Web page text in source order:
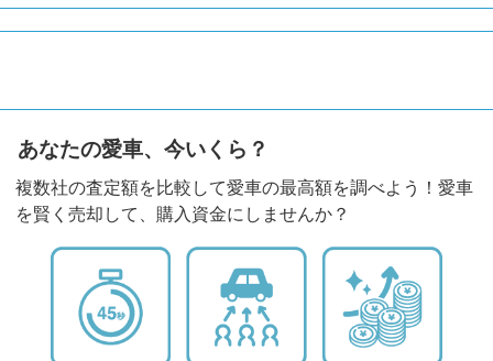
あなたの愛車、今いくら？
複数社の査定額を比較して愛車の最高額を調べよう！愛車
を賢く売却して、購入資金にしませんか？